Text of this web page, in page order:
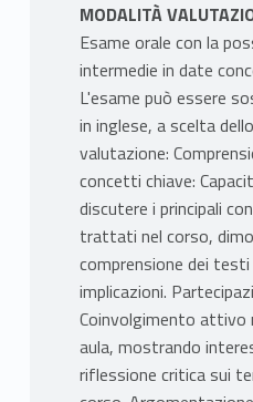
MODALITÀ
Esame orale con la
intermedie in date
L'esame può essere
in inglese, a scelta
valutazione:
concetti chiave:
discutere i principali
trattati nel corso,
comprensione dei testi
implicazioni.
Coinvolgimento attivo
aula, mostrando
riflessione critica sui